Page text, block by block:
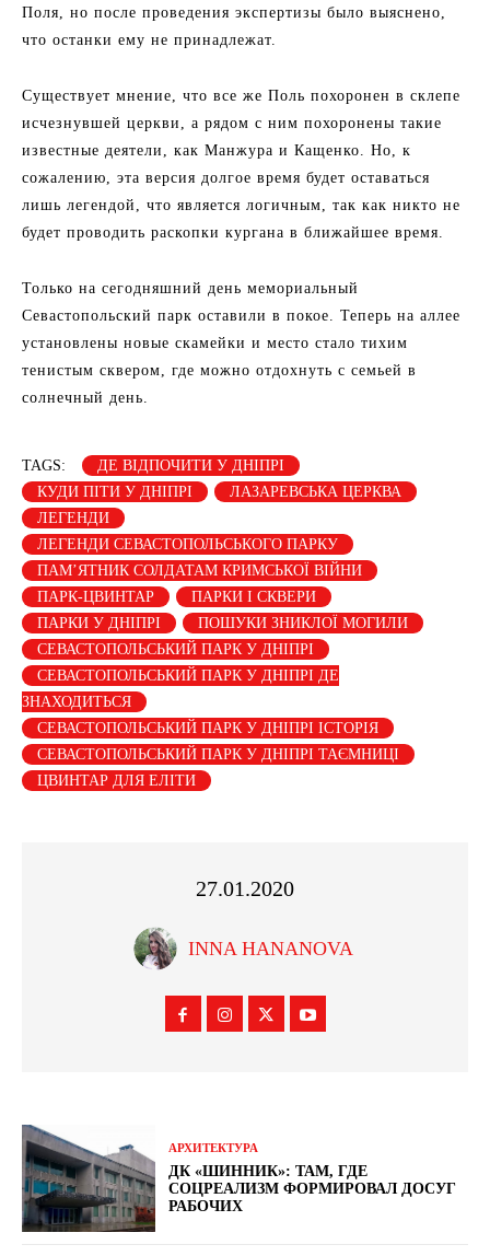
Поля, но после проведения экспертизы было выяснено,
что останки ему не принадлежат.
Существует мнение, что все же Поль похоронен в склепе
исчезнувшей церкви, а рядом с ним похоронены такие
известные деятели, как Манжура и Кащенко. Но, к
сожалению, эта версия долгое время будет оставаться
лишь легендой, что является логичным, так как никто не
будет проводить раскопки кургана в ближайшее время.
Только на сегодняшний день мемориальный
Севастопольский парк оставили в покое. Теперь на аллее
установлены новые скамейки и место стало тихим
тенистым сквером, где можно отдохнуть с семьей в
солнечный день.
TAGS:
ДЕ ВІДПОЧИТИ У ДНІПРІ
КУДИ ПІТИ У ДНІПРІ
ЛАЗАРЕВСЬКА ЦЕРКВА
ЛЕГЕНДИ
ЛЕГЕНДИ СЕВАСТОПОЛЬСЬКОГО ПАРКУ
ПАМ’ЯТНИК СОЛДАТАМ КРИМСЬКОЇ ВІЙНИ
ПАРК-ЦВИНТАР
ПАРКИ І СКВЕРИ
ПАРКИ У ДНІПРІ
ПОШУКИ ЗНИКЛОЇ МОГИЛИ
СЕВАСТОПОЛЬСЬКИЙ ПАРК У ДНІПРІ
СЕВАСТОПОЛЬСЬКИЙ ПАРК У ДНІПРІ ДЕ
ЗНАХОДИТЬСЯ
СЕВАСТОПОЛЬСЬКИЙ ПАРК У ДНІПРІ ІСТОРІЯ
СЕВАСТОПОЛЬСЬКИЙ ПАРК У ДНІПРІ ТАЄМНИЦІ
ЦВИНТАР ДЛЯ ЕЛІТИ
27.01.2020
INNA HANANOVA
АРХИТЕКТУРА
ДК «ШИННИК»: ТАМ, ГДЕ
СОЦРЕАЛИЗМ ФОРМИРОВАЛ ДОСУГ
РАБОЧИХ